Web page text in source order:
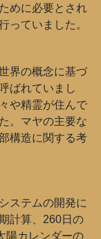
めに必要とされ
っていました。
界の概念に基づ
ばれていまし
や精霊が住んで
。マヤの主要な
構造に関する考
ステムの開発に
計算、260日の
陽カレンダーの